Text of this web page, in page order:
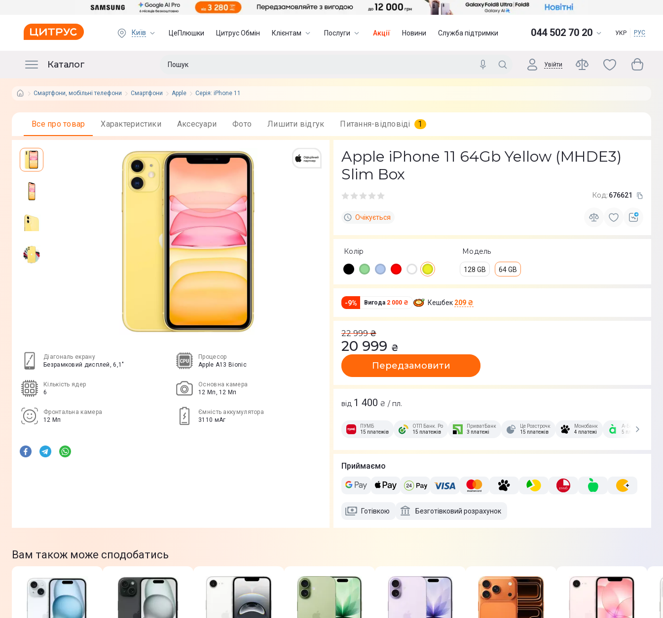
Київ ЦеПлюшки Цитрус Обмін Клієнтам Послуги Акції Новини Служба підтримки 044 502 70 20 УКР РУС
Каталог Увійти
Смартфони, мобільні телефони Смартфони Apple Серія: iPhone 11
Все про товар Характеристики Аксесуари Фото Лишити вiдгук Питання-відповіді 1
Діагональ екрану
Безрамковий дисплей, 6,1"
Процесор
Apple A13 Bionic
Кількість ядер
6
Основна камера
12 Мп, 12 Мп
Фронтальна камера
12 Мп
Ємність аккумулятора
3110 мАг
Apple iPhone 11 64Gb Yellow (MHDE3)
Slim Box
Код: 676621
Очікується
Колір Модель
128 GB 64 GB
-9% Вигода 2 000 ₴ Кешбек 209 ₴
22 999 ₴
20 999 ₴
Передзамовити
від 1 400 ₴ / пл.
ПУМБ
15 платежів
ОТП Банк. Розстрочка Скибочка.
15 платежів
ПриватБанк
3 платежі
Це Розстрочка
15 платежів
Монобанк
4 платежі
А-Банк
5 платежів
Приймаємо
Готівкою Безготівковий розрахунок
Вам також може сподобатись